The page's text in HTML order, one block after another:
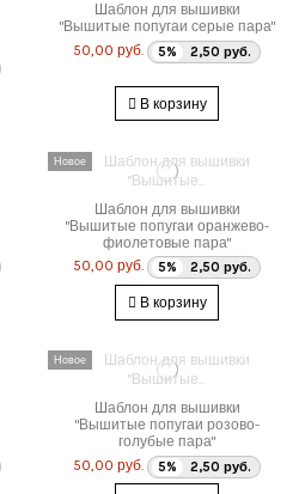
Шаблон для вышивки
"Вышитые попугаи серые пара"
50,00 руб.
5% 2,50 руб.
В корзину
Новое
Шаблон для вышивки
"Вышитые попугаи оранжево-
фиолетовые пара"
50,00 руб.
5% 2,50 руб.
В корзину
Новое
Шаблон для вышивки
"Вышитые попугаи розово-
голубые пара"
50,00 руб.
5% 2,50 руб.